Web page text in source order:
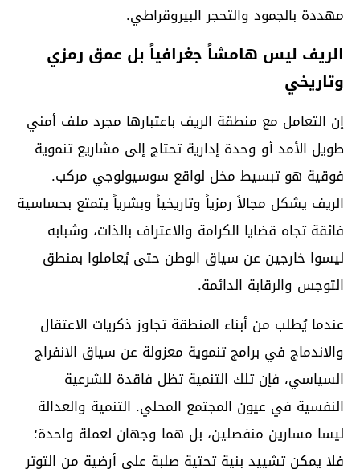
مهددة بالجمود والتحجر البيروقراطي.
الريف ليس هامشاً جغرافياً بل عمق رمزي
وتاريخي
إن التعامل مع منطقة الريف باعتبارها مجرد ملف أمني
طويل الأمد أو وحدة إدارية تحتاج إلى مشاريع تنموية
فوقية هو تبسيط مخل لواقع سوسيولوجي مركب.
الريف يشكل مجالاً رمزياً وتاريخياً وبشرياً يتمتع بحساسية
فائقة تجاه قضايا الكرامة والاعتراف بالذات، وشبابه
ليسوا خارجين عن سياق الوطن حتى يُعاملوا بمنطق
التوجس والرقابة الدائمة.
عندما يُطلب من أبناء المنطقة تجاوز ذكريات الاعتقال
والاندماج في برامج تنموية معزولة عن سياق الانفراج
السياسي، فإن تلك التنمية تظل فاقدة للشرعية
النفسية في عيون المجتمع المحلي. التنمية والعدالة
ليسا مسارين منفصلين، بل هما وجهان لعملة واحدة؛
فلا يمكن تشييد بنية تحتية صلبة على أرضية من التوتر